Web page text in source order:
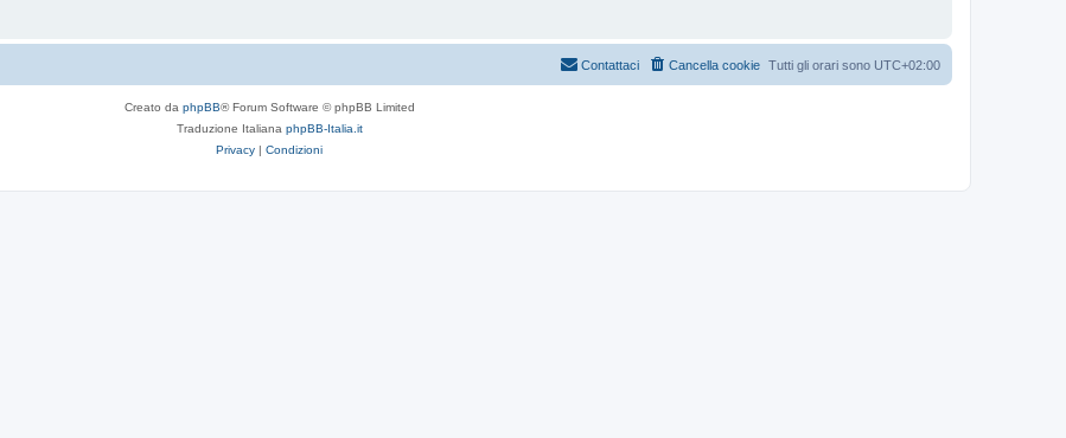
Tutti gli orari sono UTC+02:00
Cancella cookie
Contattaci
Creato da phpBB® Forum Software © phpBB Limited
Traduzione Italiana phpBB-Italia.it
Privacy | Condizioni